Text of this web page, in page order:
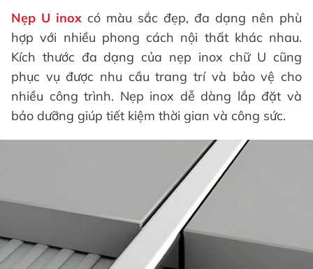
Nẹp U inox có màu sắc đẹp, đa dạng nên phù
hợp với nhiều phong cách nội thất khác nhau.
Kích thước đa dạng của nẹp inox chữ U cũng
phục vụ được nhu cầu trang trí và bảo vệ cho
nhiều công trình. Nẹp inox dễ dàng lắp đặt và
bảo dưỡng giúp tiết kiệm thời gian và công sức.